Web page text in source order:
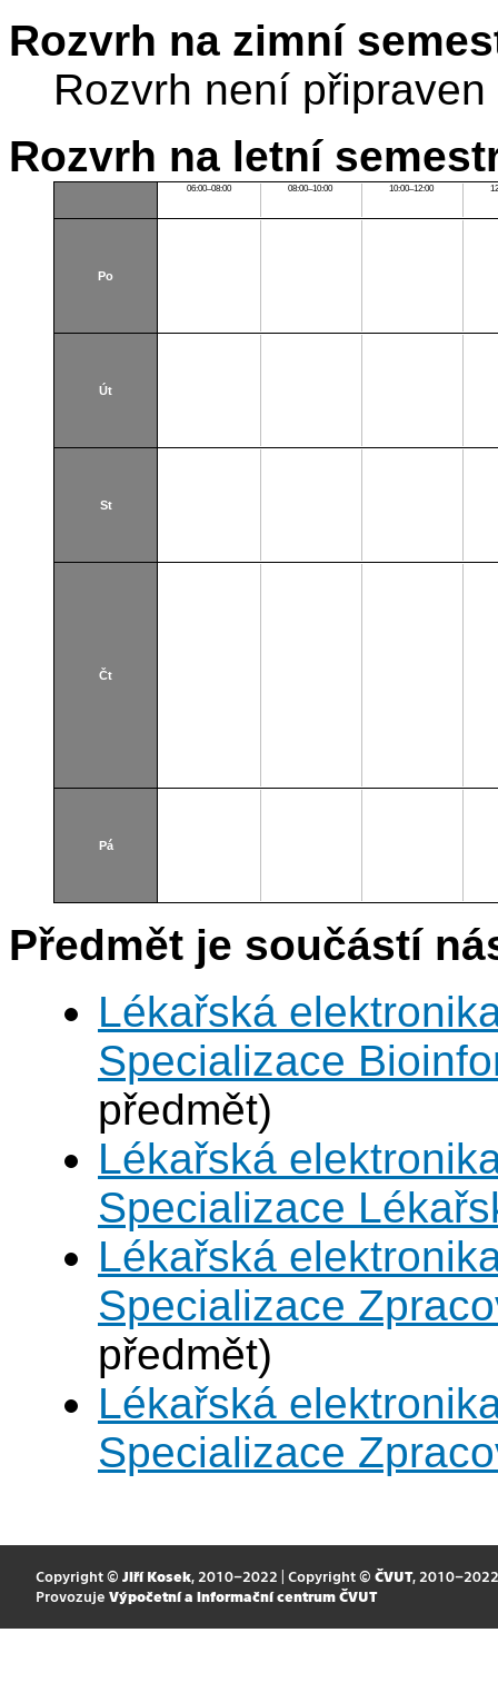
Rozvrh na zimní
Rozvrh není připraven
Rozvrh na letní
06:00–08:00 08:00–10:00 10:00–12:00
Po
Út
St
Čt
Pá
Předmět je součástí
Lékařská
Specializace
předmět)
Lékařská
Specializace
Lékařská
Specializace
předmět)
Lékařská
Specializace
Copyright © Jiří Kosek, 2010–2022 | Copyright © ČVUT, 2010–2022
Provozuje Výpočetní a informační centrum ČVUT